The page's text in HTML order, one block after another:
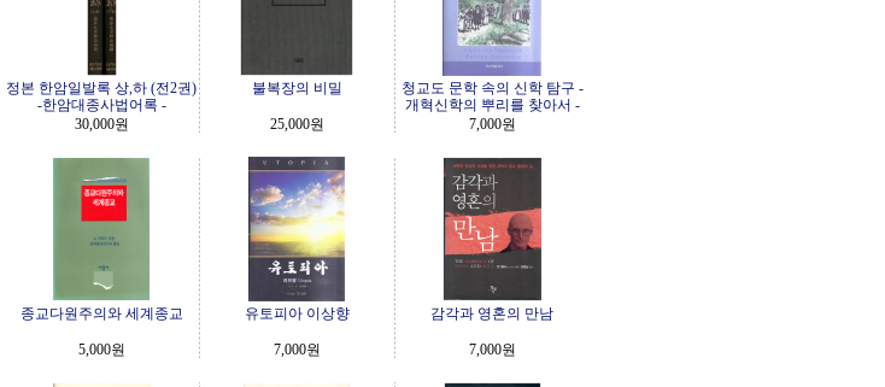
정본 한암일발록 상,하 (전2권)
-한암대종사법어록 -
30,000원
불복장의 비밀
25,000원
청교도 문학 속의 신학 탐구 -
개혁신학의 뿌리를 찾아서 -
7,000원
종교다원주의와 세계종교
5,000원
유토피아 이상향
7,000원
감각과 영혼의 만남
7,000원